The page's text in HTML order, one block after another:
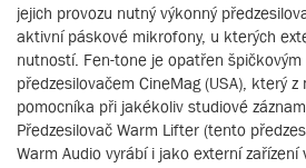
jejich provozu nutný výkonný
aktivní páskové mikrofony, u kterých
nutností. Fen-tone je opatřen špičkovým
předzesilovačem CineMag (USA), který
pomocníka při jakékoliv studiové
Předzesilovač Warm Lifter (tento
Warm Audio vyrábí i jako externí